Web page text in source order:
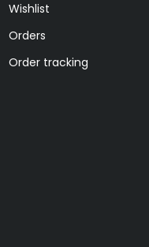
Wishlist
Orders
Order tracking